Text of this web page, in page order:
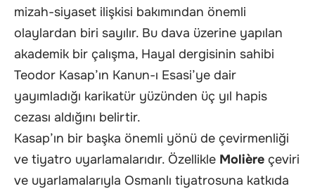
mizah-siyaset ilişkisi bakımından önemli
olaylardan biri sayılır. Bu dava üzerine yapılan
akademik bir çalışma, Hayal dergisinin sahibi
Teodor Kasap’ın Kanun-ı Esasi’ye dair
yayımladığı karikatür yüzünden üç yıl hapis
cezası aldığını belirtir.
Kasap’ın bir başka önemli yönü de çevirmenliği
ve tiyatro uyarlamalarıdır. Özellikle Molière çeviri
ve uyarlamalarıyla Osmanlı tiyatrosuna katkıda